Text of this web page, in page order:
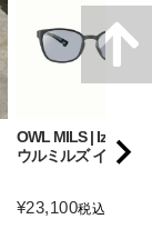
OWL MILS | Izanagi
ウルミルズ イザナギ
¥23,100税込